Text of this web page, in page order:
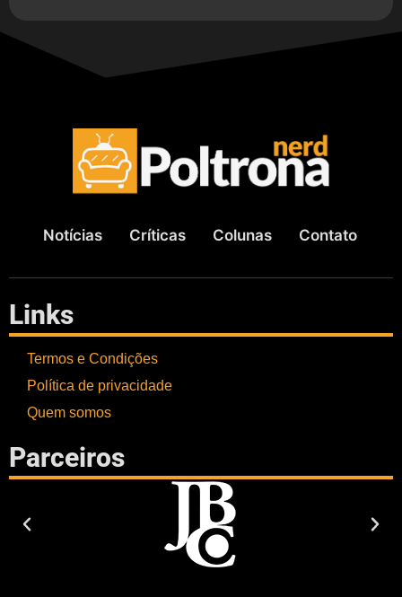
Notícias Críticas Colunas Contato
Links
Termos e Condições
Política de privacidade
Quem somos
Parceiros